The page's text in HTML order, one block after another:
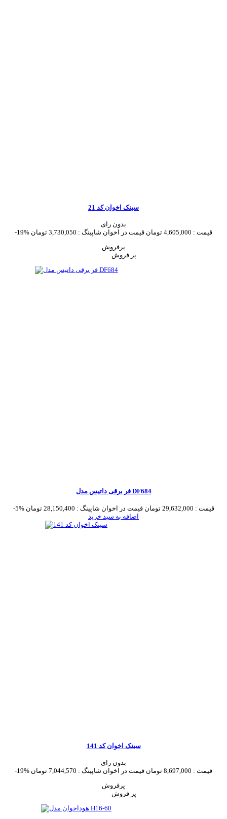
سینک اخوان کد 21
بدون رای
-19%
قیمت : 4,605,000 تومان قیمت در اخوان شاپینگ : 3,730,050 تومان
پرفروش
فر برقی داتیس مدل DF684
-5% قیمت : 29,632,000 تومان قیمت در اخوان شاپینگ : 28,150,400 تومان
اضافه به سبد خرید
سینک اخوان کد 141
بدون رای
-19%
قیمت : 8,697,000 تومان قیمت در اخوان شاپینگ : 7,044,570 تومان
پرفروش